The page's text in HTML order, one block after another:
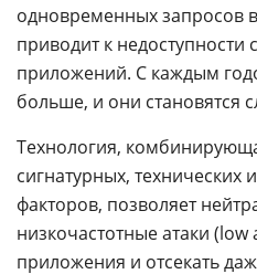
одновременных запросов
приводит к недоступности
приложений. С каждым
больше, и они становятся
Технология,
сигнатурных, технических
факторов, позволяет
низкочастотные атаки
приложения и отсекать